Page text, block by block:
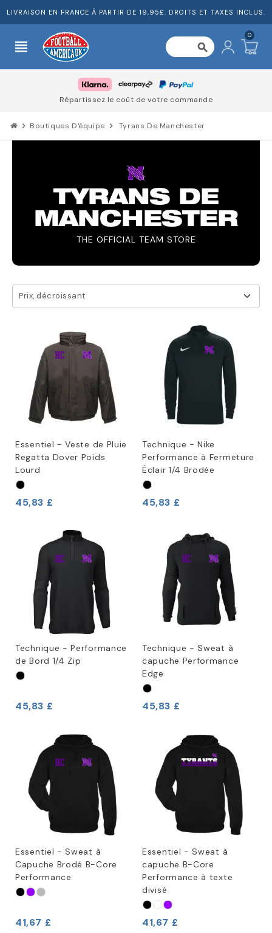
LIVRAISON EN FRANCE À PARTIR DE 19,95£. DROITS ET TAXES INCLUS.
view_headline search
0
Répartissez le coût de votre commande
chevron_right Boutiques D'équipe chevron_right Tyrans De Manchester
TYRANS DE
MANCHESTER
THE OFFICIAL TEAM STORE
Prix, décroissant
Essentiel - Veste de Pluie
Regatta Dover Poids
Lourd
45,83 £
Technique - Nike
Performance à Fermeture
Éclair 1/4 Brodée
45,83 £
Technique - Performance
de Bord 1/4 Zip
45,83 £
Technique - Sweat à
capuche Performance
Edge
45,83 £
Essentiel - Sweat à
Capuche Brodé B-Core
Performance
41,67 £
Essentiel - Sweat à
capuche B-Core
Performance à texte
divisé
41,67 £